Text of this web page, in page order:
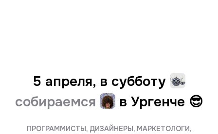
5 апреля, в субботу
собираемся
в Ургенче 😎️️️️️️
ПРОГРАММИСТЫ, ДИЗАЙНЕРЫ, МАРКЕТОЛОГИ,